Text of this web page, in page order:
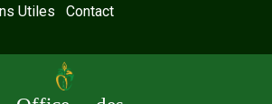
Utiles Contact